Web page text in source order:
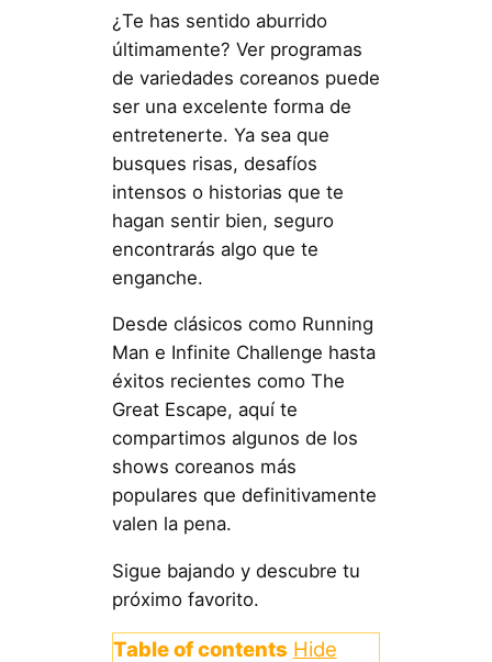
¿Te has sentido aburrido
últimamente? Ver programas
de variedades coreanos puede
ser una excelente forma de
entretenerte. Ya sea que
busques risas, desafíos
intensos o historias que te
hagan sentir bien, seguro
encontrarás algo que te
enganche.
Desde clásicos como Running
Man e Infinite Challenge hasta
éxitos recientes como The
Great Escape, aquí te
compartimos algunos de los
shows coreanos más
populares que definitivamente
valen la pena.
Sigue bajando y descubre tu
próximo favorito.
Table of contents Hide